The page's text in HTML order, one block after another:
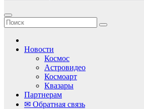
Новости
Космос
Астровидео
Космоарт
Квазары
Партнерам
✉ Обратная связь